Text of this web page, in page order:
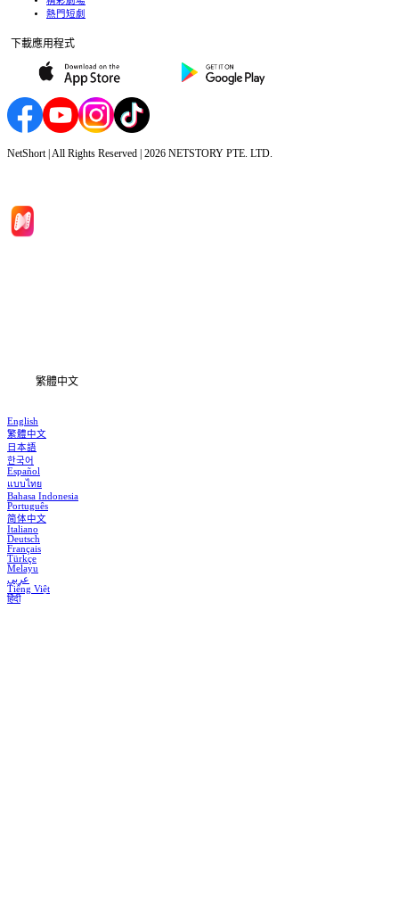
熱門短劇
下載應用程式
NetShort | All Rights Reserved | 2026 NETSTORY PTE. LTD.
繁體中文
English
繁體中文
日本語
한국어
Español
แบบไทย
Bahasa Indonesia
Português
简体中文
Italiano
Deutsch
Français
Türkçe
Melayu
عربي
Tiếng Việt
हिंदी